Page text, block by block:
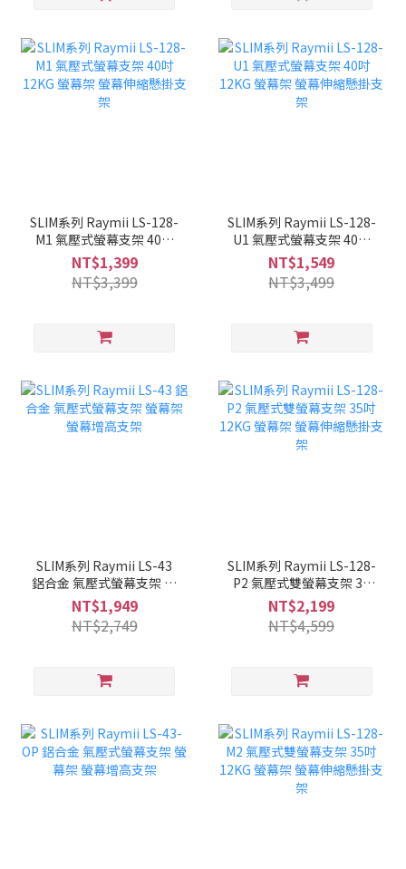
SLIM系列 Raymii LS-128-
M1 氣壓式螢幕支架 40吋
12KG 螢幕架 螢幕伸縮懸
掛支架
NT$1,399
NT$3,399
SLIM系列 Raymii LS-128-
U1 氣壓式螢幕支架 40吋
12KG 螢幕架 螢幕伸縮懸
掛支架
NT$1,549
NT$3,499
SLIM系列 Raymii LS-43
鋁合金 氣壓式螢幕支架 螢
幕架 螢幕增高支架
NT$1,949
NT$2,749
SLIM系列 Raymii LS-128-
P2 氣壓式雙螢幕支架 35
吋 12KG 螢幕架 螢幕伸縮
懸掛支架
NT$2,199
NT$4,599